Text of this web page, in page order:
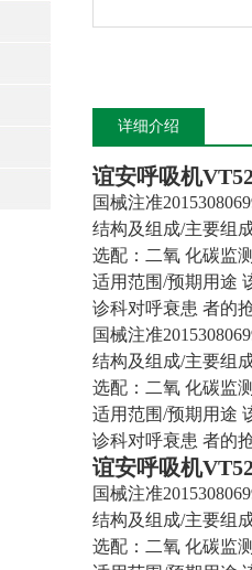
详细介绍
谊安呼吸机
国械注准
结构及组成/主要组
选配：二氧 化碳监
适用范围/预期用途
诊科对呼衰患 者的
国械注准
结构及组成/主要组
选配：二氧 化碳监
适用范围/预期用途
诊科对呼衰患 者的
谊安呼吸机
国械注准
结构及组成/主要组
选配：二氧 化碳监